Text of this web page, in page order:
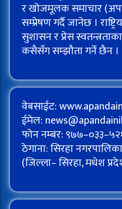
र खोजमूलक समाचार
सम्प्रेषण गर्दै जानेछ ।
सुशासन र प्रेस
कसैसँग सम्झौता गर्ने छैन ।
वेबसाईट:
ईमेल:
फोन नम्बर:
ठेगाना: सिरहा
(जिल्ला– सिरहा, मधेश